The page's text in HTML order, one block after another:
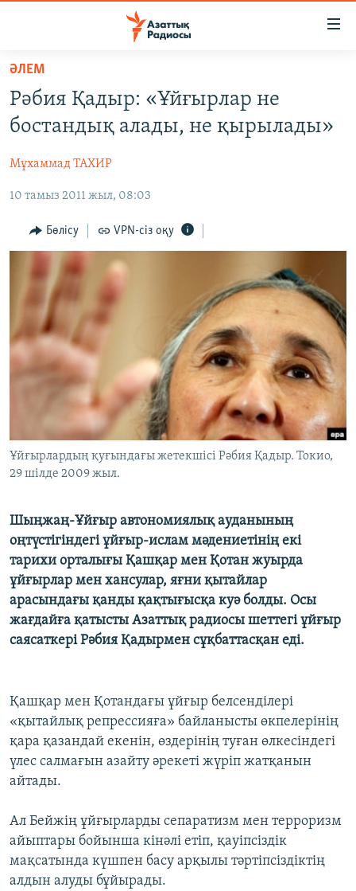
Skip
main
content
to
Navigation
ЖАҢАЛЫҚТАР
САЯСАТ
ҚАҢТАР ОҚИҒАСЫ
АДАМ ҚҰҚЫҚТАРЫ
ӘЛЕУМЕТ
ӘЛЕМ
АРНАЙЫ ЖОБАЛАР
Русский
ЖАЗЫЛЫҢЫЗ
Басқа тілдерде
ӘЛЕМ
Рәбия Қадыр: «Ұйғырлар не
бостандық алады, не қырылады»
Мұхаммад ТАХИР
10 тамыз 2011 жыл, 08:03
Бөлісу VPN-сіз оқу
Ұйғырлардың қуғындағы жетекшісі Рәбия Қадыр. Токио,
29 шілде 2009 жыл.
Шыңжаң-Ұйғыр автономиялық ауданының
оңтүстігіндегі ұйғыр-ислам мәдениетінің екі
тарихи орталығы Қашқар мен Қотан жуырда
ұйғырлар мен хансулар, яғни қытайлар
арасындағы қанды қақтығысқа куә болды. Осы
жағдайға қатысты Азаттық радиосы шеттегі ұйғыр
саясаткері Рәбия Қадырмен сұқбаттасқан еді.
Қашқар мен Қотандағы ұйғыр белсенділері
«қытайлық репрессияға» байланысты өкпелерінің
қара қазандай екенін, өздерінің туған өлкесіндегі
үлес салмағын азайту әрекеті жүріп жатқанын
айтады.
Ал Бейжің ұйғырларды сепаратизм мен терроризм
айыптары бойынша кінәлі етіп, қауіпсіздік
мақсатында күшпен басу арқылы тәртіпсіздіктің
алдын алуды бұйырады.